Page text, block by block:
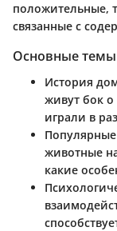
положительные,
связанные с
Основные темы
История
живут бок
играли в
животные
какие